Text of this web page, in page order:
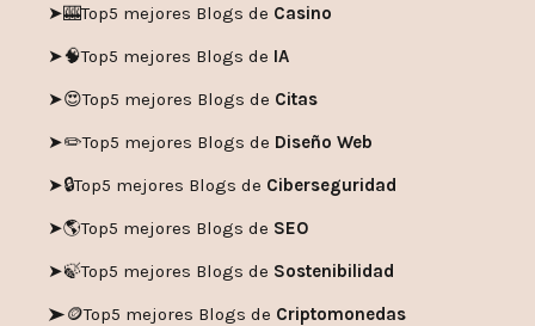
➤🎰Top5 mejores Blogs de Casino
➤🧠Top5 mejores Blogs de IA
➤😍Top5 mejores Blogs de Citas
➤✏️Top5 mejores Blogs de Diseño Web
➤🔒Top5 mejores Blogs de Ciberseguridad
➤🌎Top5 mejores Blogs de SEO
➤🍃Top5 mejores Blogs de Sostenibilidad
➤🪙Top5 mejores Blogs de Criptomonedas